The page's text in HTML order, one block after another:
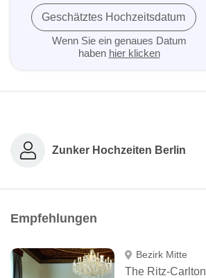
Geschätztes Hochzeitsdatum
Wenn Sie ein genaues Datum
haben hier klicken
Zunker Hochzeiten Berlin
Empfehlungen
Bezirk Mitte
The Ritz-Carlton